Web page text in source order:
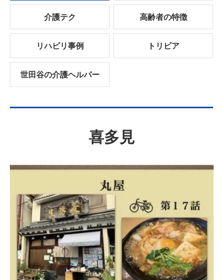
介護テク 高齢者の特徴
リハビリ事例 トリビア
世田谷の介護ヘルパー
喜多見